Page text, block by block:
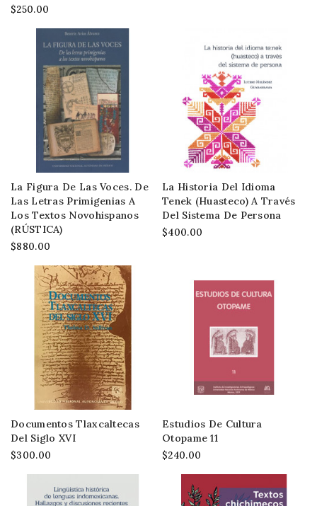
$250.00
La Figura De Las Voces. De
Las Letras Primigenias A
Los Textos Novohispanos
(RÚSTICA)
$880.00
La Historia Del Idioma
Tenek (huasteco) A Través
Del Sistema De Persona
$400.00
Documentos Tlaxcaltecas
Del Siglo XVI
$300.00
Estudios De Cultura
Otopame 11
$240.00